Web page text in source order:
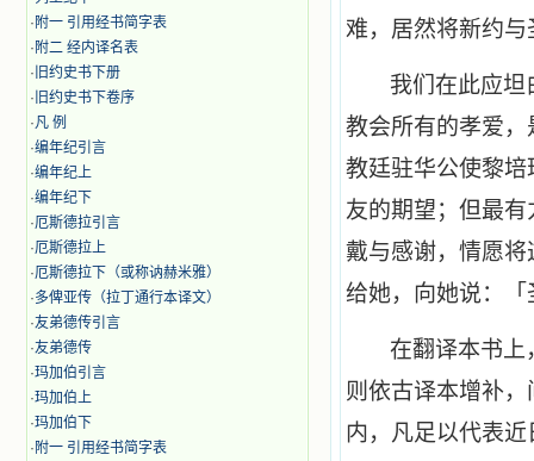
· 附一 引用经书简字表
· 附二 经内译名表
· 旧约史书下册
· 旧约史书下卷序
·凡 例
·编年纪引言
·编年纪上
·编年纪下
·厄斯德拉引言
·厄斯德拉上
·厄斯德拉下（或称讷赫米雅）
·多俾亚传（拉丁通行本译文）
·友弟德传引言
·友弟德传
·玛加伯引言
·玛加伯上
·玛加伯下
· 附一 引用经书简字表
难，居然将新约
我们在此应坦
教会所有的孝爱
教廷驻华公使黎
友的期望；但最
戴与感谢，情愿
给她，向她说：
在翻译本书上
则依古译本增补
内，凡足以代表